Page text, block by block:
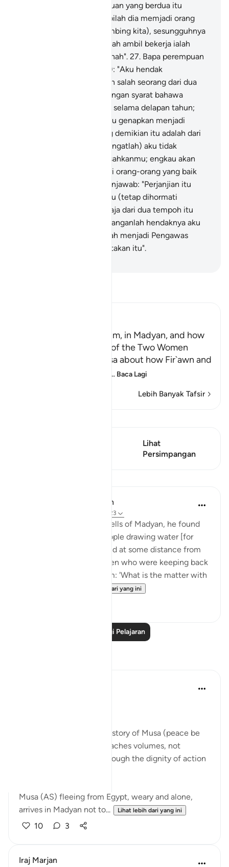
Musa, peace be upon him, in Madyan, and how
He watered the Flocks of the Two Women
When the man told Musa about how Fir`awn and
… Baca Lagi
Lebih Banyak Tafsir
Lihat
Persimpangan
In the Shade of the Quran
ayat 28:23
When he arrived at the wells of Madyan, he found
there a large group of people drawing water [for
their herds and flocks], and at some distance from
them he found two women who were keeping back
their flock. He asked them: 'What is the matter with
Lihat lebih dari yang ini
Baca Lagi Pelajaran
There is a moment in the story of Musa (peace be
upon him) that quietly teaches volumes, not
through a sermon, but through the dignity of action
Musa (AS) fleeing from Egypt, weary and alone,
arrives in Madyan not to...
Lihat lebih dari yang ini
10 3
Iraj Marjan
seorang di antara perempuan yang berdua itu
berkata: "Wahai ayah, ambilah dia memjadi orang
upahan (mengembala kambing kita), sesungguhnya
sebaik-baik orang yang ayah ambil bekerja ialah
orang yang kuat, lagi amanah". 27. Bapa perempuan
itu berkata (kepada Musa): "Aku hendak
mengahwinkanmu dengan salah seorang dari dua
anak perempuanku ini, dengan syarat bahawa
engkau bekerja denganku selama delapan tahun;
dalam pada itu, jika engkau genapkan menjadi
sepuluh tahun, maka yang demikian itu adalah dari
kerelaanmu sendiri. Dan (ingatlah) aku tidak
bertujuan hendak menyusahkanmu; engkau akan
dapati aku Insya Allah, dari orang-orang yang baik
Musa menjawab: "Perjanjian itu
adalah antaraku denganmu (tetap dihormati
bersama); yang mana sahaja dari dua tempoh itu
yang aku tunaikan, maka janganlah hendaknya aku
disalahkan. Dan Allah jualah menjadi Pengawas
terhadap apa yang kita katakan itu".